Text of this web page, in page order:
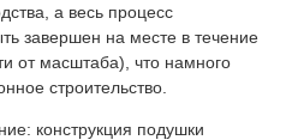
а весь процесс
завершен на месте в течение
от масштаба), что намного
строительство.
конструкция подушки